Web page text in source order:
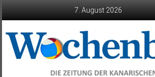
7. August 2026